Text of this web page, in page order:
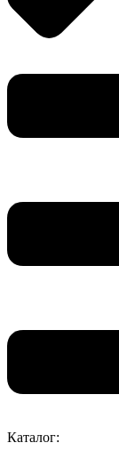
Каталог: